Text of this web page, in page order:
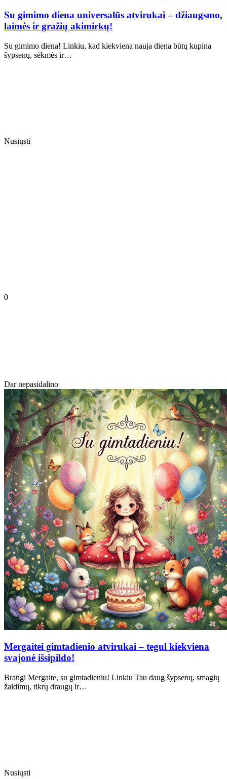
Su gimimo diena universalūs atvirukai – džiaugsmo,
laimės ir gražių akimirkų!
Su gimimo diena! Linkiu, kad kiekviena nauja diena būtų kupina
šypsenų, sėkmės ir…
Nusiųsti
0
Dar nepasidalino
Mergaitei gimtadienio atvirukai – tegul kiekviena
svajonė išsipildo!
Brangi Mergaite, su gimtadieniu! Linkiu Tau daug šypsenų, smagių
žaidimų, tikrų draugų ir…
Nusiųsti